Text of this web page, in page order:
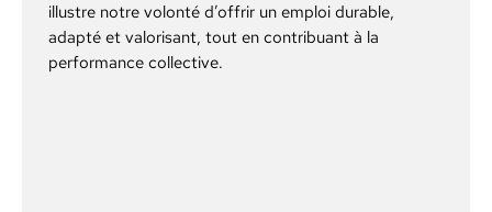
illustre notre volonté d’offrir un emploi durable,
adapté et valorisant, tout en contribuant à la
performance collective.